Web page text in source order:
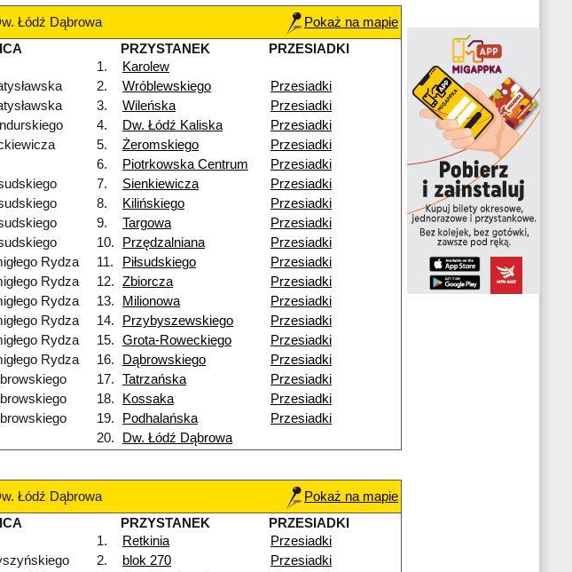
Łódź Dąbrowa
Pokaż na mapie
PRZYSTANEK
PRZESIADKI
1.
Karolew
2. Wróblewskiego
Przesiadki
3. Wileńska
Przesiadki
4. Dw. Łódź Kaliska
Przesiadki
5. Żeromskiego
Przesiadki
6.
Piotrkowska Centrum
Przesiadki
7. Sienkiewicza
Przesiadki
8. Kilińskiego
Przesiadki
9. Targowa
Przesiadki
10. Przędzalniana
Przesiadki
Rydza
11. Piłsudskiego
Przesiadki
Rydza
12. Zbiorcza
Przesiadki
Rydza
13. Milionowa
Przesiadki
Rydza
14. Przybyszewskiego
Przesiadki
Rydza
15. Grota-Roweckiego
Przesiadki
Rydza
16. Dąbrowskiego
Przesiadki
17. Tatrzańska
Przesiadki
18. Kossaka
Przesiadki
19. Podhalańska
Przesiadki
20.
Dw. Łódź Dąbrowa
Łódź Dąbrowa
Pokaż na mapie
PRZYSTANEK
PRZESIADKI
1.
Retkinia
Przesiadki
2. blok 270
Przesiadki